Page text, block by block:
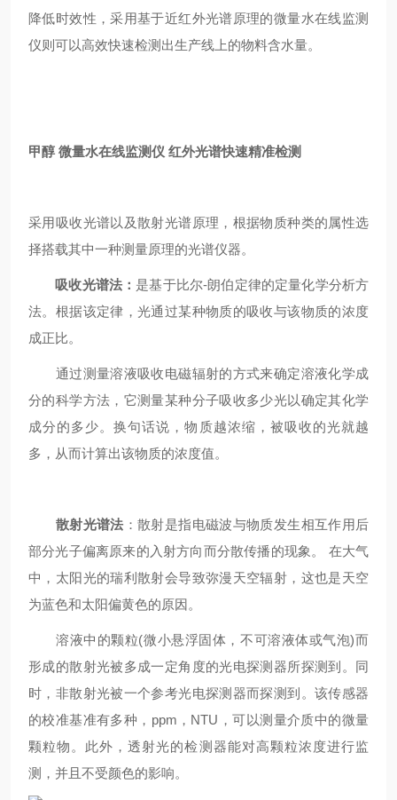
降低时效性，采用基于近红外光谱原理的微量水在线监测
仪则可以高效快速检测出生产线上的物料含水量。
甲醇 微量水在线监测仪 红外光谱快速精准检测
采用吸收光谱以及散射光谱原理，根据物质种类的属性选
择搭载其中一种测量原理的光谱仪器。
吸收光谱法： 是基于比尔-朗伯定律的定量化学分析方
法。根据该定律，光通过某种物质的吸收与该物质的浓度
成正比。
通过测量溶液吸收电磁辐射的方式来确定溶液化学成
分的科学方法，它测量某种分子吸收多少光以确定其化学
成分的多少。换句话说，物质越浓缩，被吸收的光就越
多，从而计算出该物质的浓度值。
散射光谱法 ：散射是指电磁波与物质发生相互作用后
部分光子偏离原来的入射方向而分散传播的现象。 在大气
中，太阳光的瑞利散射会导致弥漫天空辐射，这也是天空
为蓝色和太阳偏黄色的原因。
溶液中的颗粒(微小悬浮固体，不可溶液体或气泡)而
形成的散射光被多成一定角度的光电探测器所探测到。同
时，非散射光被一个参考光电探测器而探测到。该传感器
的校准基准有多种，ppm，NTU，可以测量介质中的微量
颗粒物。此外，透射光的检测器能对高颗粒浓度进行监
测，并且不受颜色的影响。